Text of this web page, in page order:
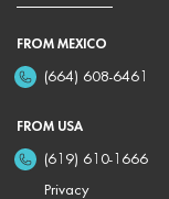
FROM MEXICO
(664) 608-6461
FROM USA
(619) 610-1666
Privacy